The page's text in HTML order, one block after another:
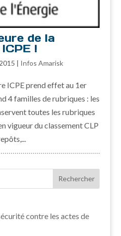
de la
!
| Infos Amarisk
ICPE prend effet au 1er
4 familles de rubriques : les
toutes les rubriques
vigueur du classement CLP
contre les actes de